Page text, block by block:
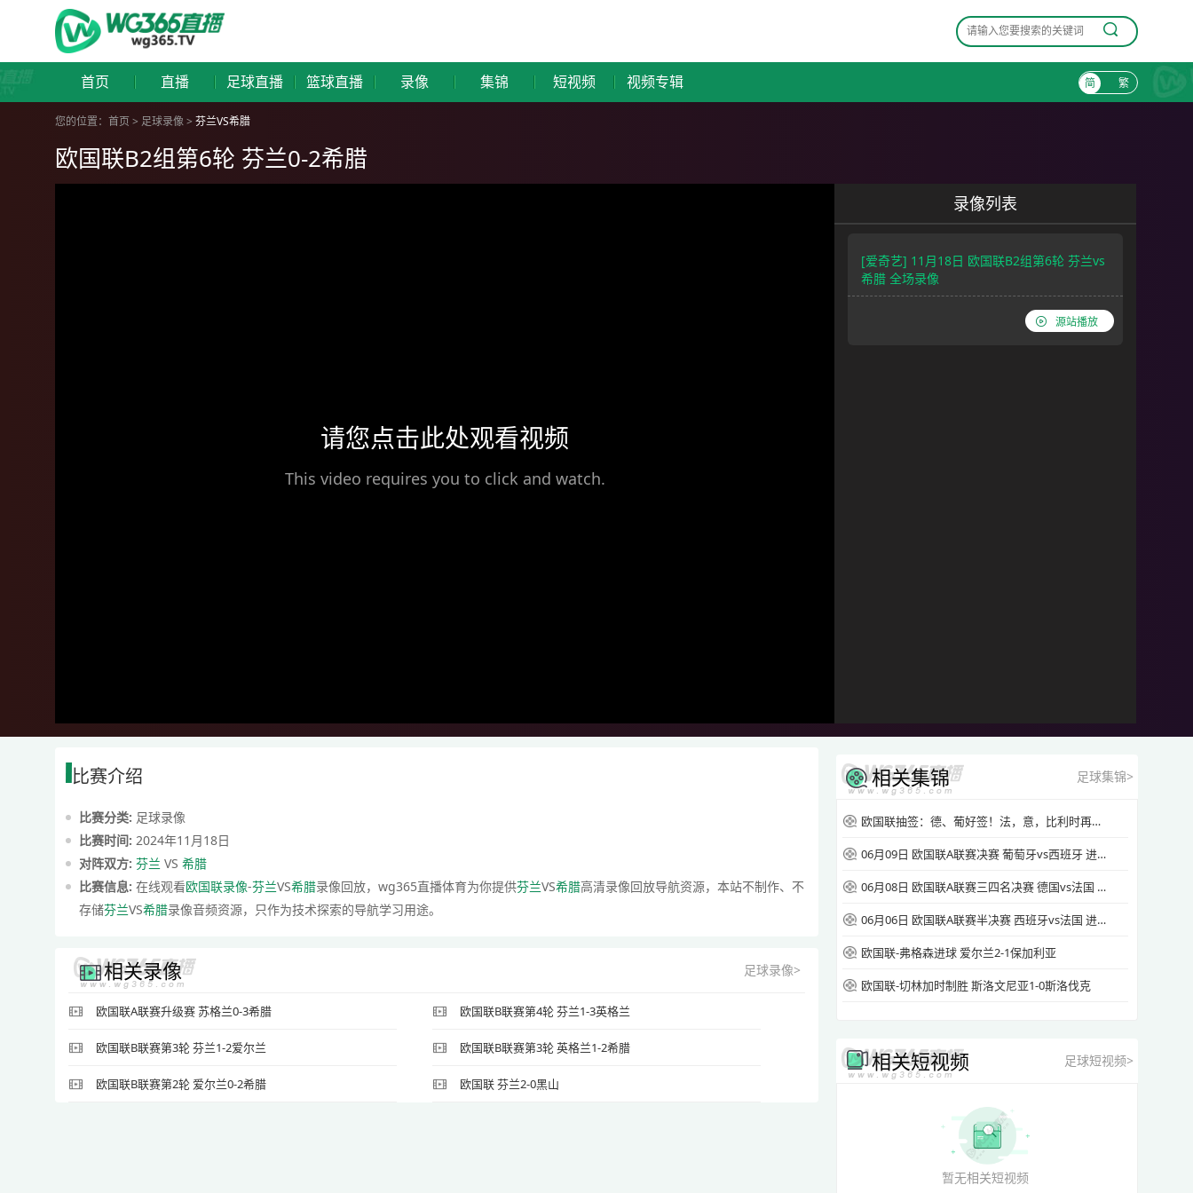
首页 直播 足球直播 篮球直播 录像 集锦 短视频 视频专辑 简 繁
您的位置： 首页 > 足球录像> 芬兰VS希腊
欧国联B2组第6轮 芬兰0-2希腊
请您点击此处观看视频
This video requires you to click and watch.
录像列表
[爱奇艺] 11月18日 欧国联B2组第6轮 芬兰vs
希腊 全场录像
源站播放
比赛介绍
比赛分类: 足球录像
比赛时间: 2024年11月18日
对阵双方: 芬兰 VS 希腊
比赛信息: 在线观看欧国联录像-芬兰VS希腊录像回放，wg365直播体育为你提供芬兰VS希腊高清录像回放导航资源，本站不制作、不
存储芬兰VS希腊录像音频资源，只作为技术探索的导航学习用途。
相关录像 足球录像>
欧国联A联赛升级赛 苏格兰0-3希腊 欧国联B联赛第4轮 芬兰1-3英格兰
欧国联B联赛第3轮 芬兰1-2爱尔兰 欧国联B联赛第3轮 英格兰1-2希腊
欧国联B联赛第2轮 爱尔兰0-2希腊 欧国联 芬兰2-0黑山
相关集锦 足球集锦>
欧国联抽签：德、葡好签！法，意，比利时再遇！
06月09日 欧国联A联赛决赛 葡萄牙vs西班牙 进球视频
06月08日 欧国联A联赛三四名决赛 德国vs法国 进球
06月06日 欧国联A联赛半决赛 西班牙vs法国 进球视频
欧国联-弗格森进球 爱尔兰2-1保加利亚
欧国联-切林加时制胜 斯洛文尼亚1-0斯洛伐克
相关短视频 足球短视频>
暂无相关短视频